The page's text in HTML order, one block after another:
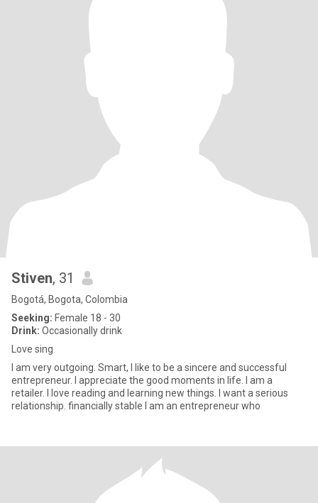
Stiven, 31
Bogotá, Bogota, Colombia
Seeking: Female 18 - 30
Drink: Occasionally drink
Love sing
I am very outgoing. Smart, I like to be a sincere and successful
entrepreneur. I appreciate the good moments in life. I am a
retailer. I love reading and learning new things. I want a serious
relationship. financially stable I am an entrepreneur who